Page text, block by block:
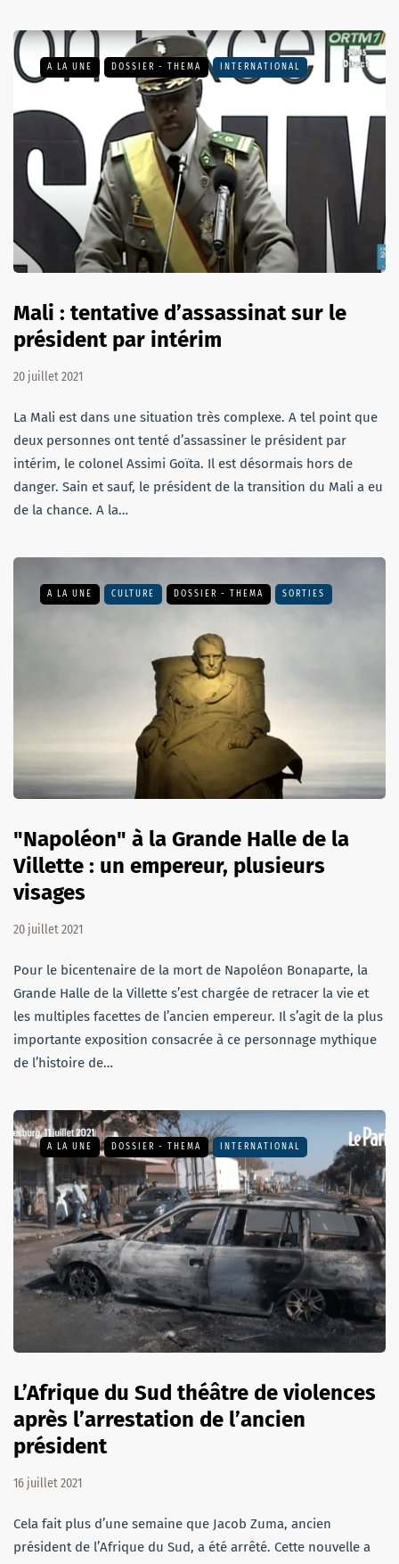
A LA UNE DOSSIER - THEMA INTERNATIONAL
Mali : tentative d’assassinat sur le
président par intérim
20 juillet 2021
La Mali est dans une situation très complexe. A tel point que
deux personnes ont tenté d’assassiner le président par
intérim, le colonel Assimi Goïta. Il est désormais hors de
danger. Sain et sauf, le président de la transition du Mali a eu
de la chance. A la…
A LA UNE CULTURE DOSSIER - THEMA SORTIES
"Napoléon" à la Grande Halle de la
Villette : un empereur, plusieurs
visages
20 juillet 2021
Pour le bicentenaire de la mort de Napoléon Bonaparte, la
Grande Halle de la Villette s’est chargée de retracer la vie et
les multiples facettes de l’ancien empereur. Il s’agit de la plus
importante exposition consacrée à ce personnage mythique
de l’histoire de…
A LA UNE DOSSIER - THEMA INTERNATIONAL
L’Afrique du Sud théâtre de violences
après l’arrestation de l’ancien
président
16 juillet 2021
Cela fait plus d’une semaine que Jacob Zuma, ancien
président de l’Afrique du Sud, a été arrêté. Cette nouvelle a